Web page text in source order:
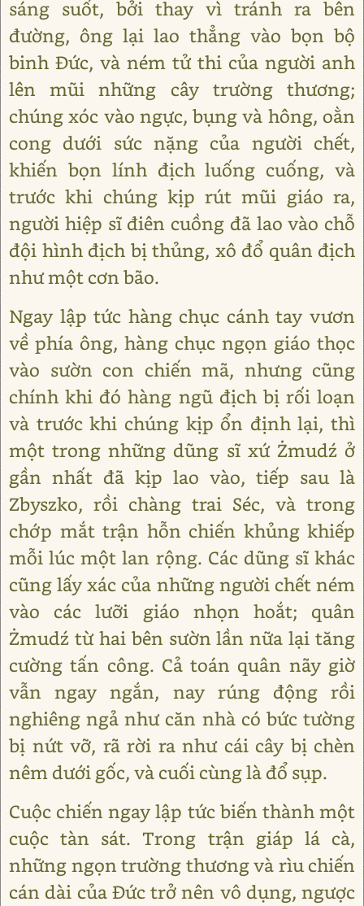
sáng suốt, bởi thay vì tránh ra bên
đường, ông lại lao thẳng vào bọn bộ
binh Đức, và ném tử thi của người anh
lên mũi những cây trường thương;
chúng xóc vào ngực, bụng và hông, oằn
cong dưới sức nặng của người chết,
khiến bọn lính địch luống cuống, và
trước khi chúng kịp rút mũi giáo ra,
người hiệp sĩ điên cuồng đã lao vào chỗ
đội hình địch bị thủng, xô đổ quân địch
như một cơn bão.
Ngay lập tức hàng chục cánh tay vươn
về phía ông, hàng chục ngọn giáo thọc
vào sườn con chiến mã, nhưng cũng
chính khi đó hàng ngũ địch bị rối loạn
và trước khi chúng kịp ổn định lại, thì
một trong những dũng sĩ xứ Żmudź ở
gần nhất đã kịp lao vào, tiếp sau là
Zbyszko, rồi chàng trai Séc, và trong
chớp mắt trận hỗn chiến khủng khiếp
mỗi lúc một lan rộng. Các dũng sĩ khác
cũng lấy xác của những người chết ném
vào các lưỡi giáo nhọn hoắt; quân
Żmudź từ hai bên sườn lần nữa lại tăng
cường tấn công. Cả toán quân nãy giờ
vẫn ngay ngắn, nay rúng động rồi
nghiêng ngả như căn nhà có bức tường
bị nứt vỡ, rã rời ra như cái cây bị chèn
nêm dưới gốc, và cuối cùng là đổ sụp.
Cuộc chiến ngay lập tức biến thành một
cuộc tàn sát. Trong trận giáp lá cà,
những ngọn trường thương và rìu chiến
cán dài của Đức trở nên vô dụng, ngược